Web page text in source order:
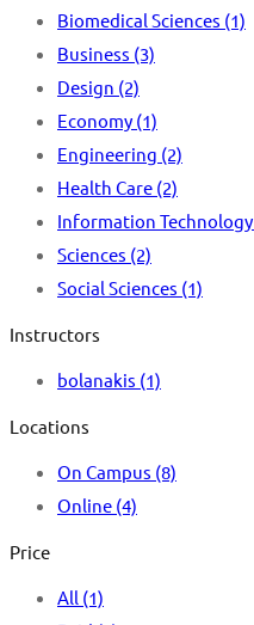
Biomedical Sciences (1)
Business (3)
Design (2)
Economy (1)
Engineering (2)
Health Care (2)
Information Technology
Sciences (2)
Social Sciences (1)
Instructors
bolanakis (1)
Locations
On Campus (8)
Online (4)
Price
All (1)